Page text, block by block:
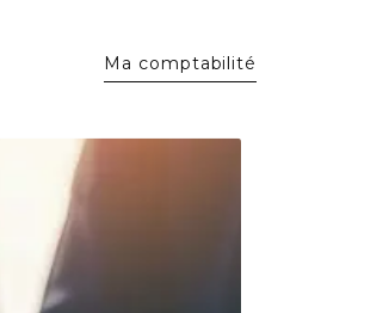
Ma comptabilité